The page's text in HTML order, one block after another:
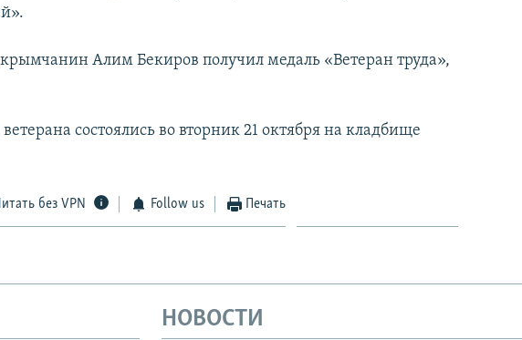
Алим Бекиров получил медаль «Ветеран труда»,
состоялись во вторник 21 октября на кладбище
без VPN Follow us Печать
НОВОСТИ